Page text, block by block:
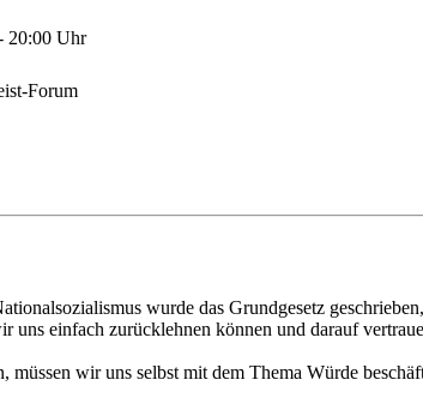
20:00 Uhr
Forum
wurde das Grundgesetz
uns einfach zurücklehnen können und darauf
müssen wir uns selbst mit dem Thema Würde